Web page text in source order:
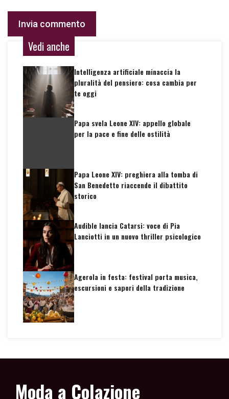
Vedi anche
Intelligenza artificiale minaccia la
pluralità del pensiero: cosa cambia per
te oggi
Papa svela Leone XIV: appello globale
per la pace e fine delle ostilità
Papa Leone XIV: preghiera alla tomba di
San Benedetto riaccende il dibattito
storico
Audible lancia Catarsi: voce di Pia
Lanciotti in un nuovo thriller psicologico
Agerola in festa: festival porta musica,
escursioni e sapori della tradizione
Moda a Colazione